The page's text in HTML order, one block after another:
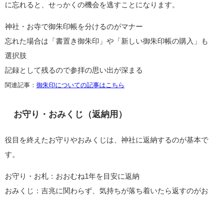
に忘れると、せっかくの機会を逃すことになります。
神社・お寺で御朱印帳を分けるのがマナー
忘れた場合は「書置き御朱印」や「新しい御朱印帳の購入」も
選択肢
記録として残るので参拝の思い出が深まる
関連記事： 御朱印についての記事はこちら
お守り・おみくじ（返納用）
役目を終えたお守りやおみくじは、神社に返納するのが基本で
す。
お守り・お札：おおむね1年を目安に返納
おみくじ：吉兆に関わらず、気持ちが落ち着いたら返すのがお